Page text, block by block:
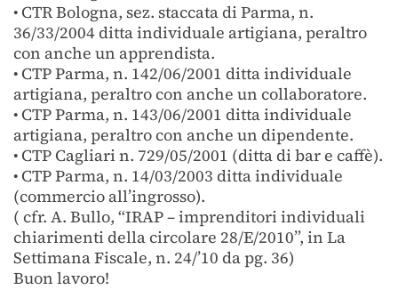
• CTR Bologna, sez. staccata di Parma, n.
36/33/2004 ditta individuale artigiana, peraltro
con anche un apprendista.
• CTP Parma, n. 142/06/2001 ditta individuale
artigiana, peraltro con anche un collaboratore.
• CTP Parma, n. 143/06/2001 ditta individuale
artigiana, peraltro con anche un dipendente.
• CTP Cagliari n. 729/05/2001 (ditta di bar e caffè).
• CTP Parma, n. 14/03/2003 ditta individuale
(commercio all’ingrosso).
( cfr. A. Bullo, “IRAP – imprenditori individuali
chiarimenti della circolare 28/E/2010”, in La
Settimana Fiscale, n. 24/’10 da pg. 36)
Buon lavoro!